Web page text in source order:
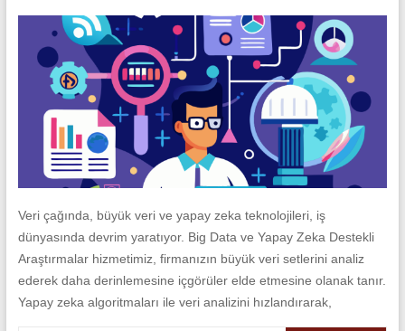
Veri çağında, büyük veri ve yapay zeka teknolojileri, iş
dünyasında devrim yaratıyor. Big Data ve Yapay Zeka Destekli
Araştırmalar hizmetimiz, firmanızın büyük veri setlerini analiz
ederek daha derinlemesine içgörüler elde etmesine olanak tanır.
Yapay zeka algoritmaları ile veri analizini hızlandırarak,